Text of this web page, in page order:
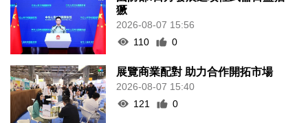
獗
2026-08-07 15:56
110
0
展覽商業配對 助力合作開拓市場
2026-08-07 15:40
121
0